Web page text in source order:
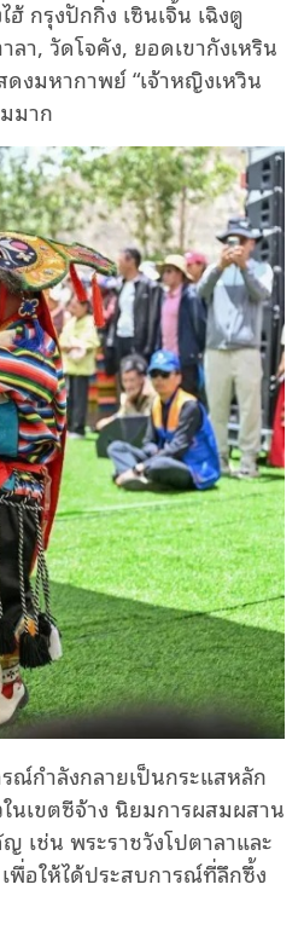
กรุงปักกิ่ง เซินเจิ้น เฉิงตู
า, วัดโจคัง, ยอดเขากังเหริน
ดงมหากาพย์ “เจ้าหญิงเหวิน
มาก
ณ์กำลังกลายเป็นกระแสหลัก
นเขตซีจ้าง นิยมการผสมผสาน
เช่น พระราชวังโปตาลาและ
พื่อให้ได้ประสบการณ์ที่ลึกซึ้ง